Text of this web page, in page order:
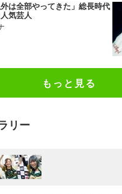
外は全部やってきた」総長時代
気芸人
もっと見る
リー